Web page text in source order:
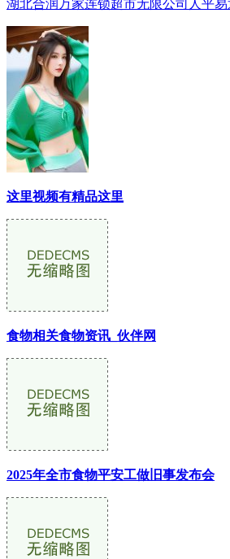
湖北合润万家连锁超市无限公司人平易
这里视频有精品这里
食物相关食物资讯_伙伴网
2025年全市食物平安工做旧事发布会